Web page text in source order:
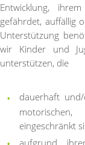
Entwicklung,
gefährdet, auffällig
Unterstützung
wir Kinder und
unterstützen, die
dauerhaft
eingeschränkt
aufgrund